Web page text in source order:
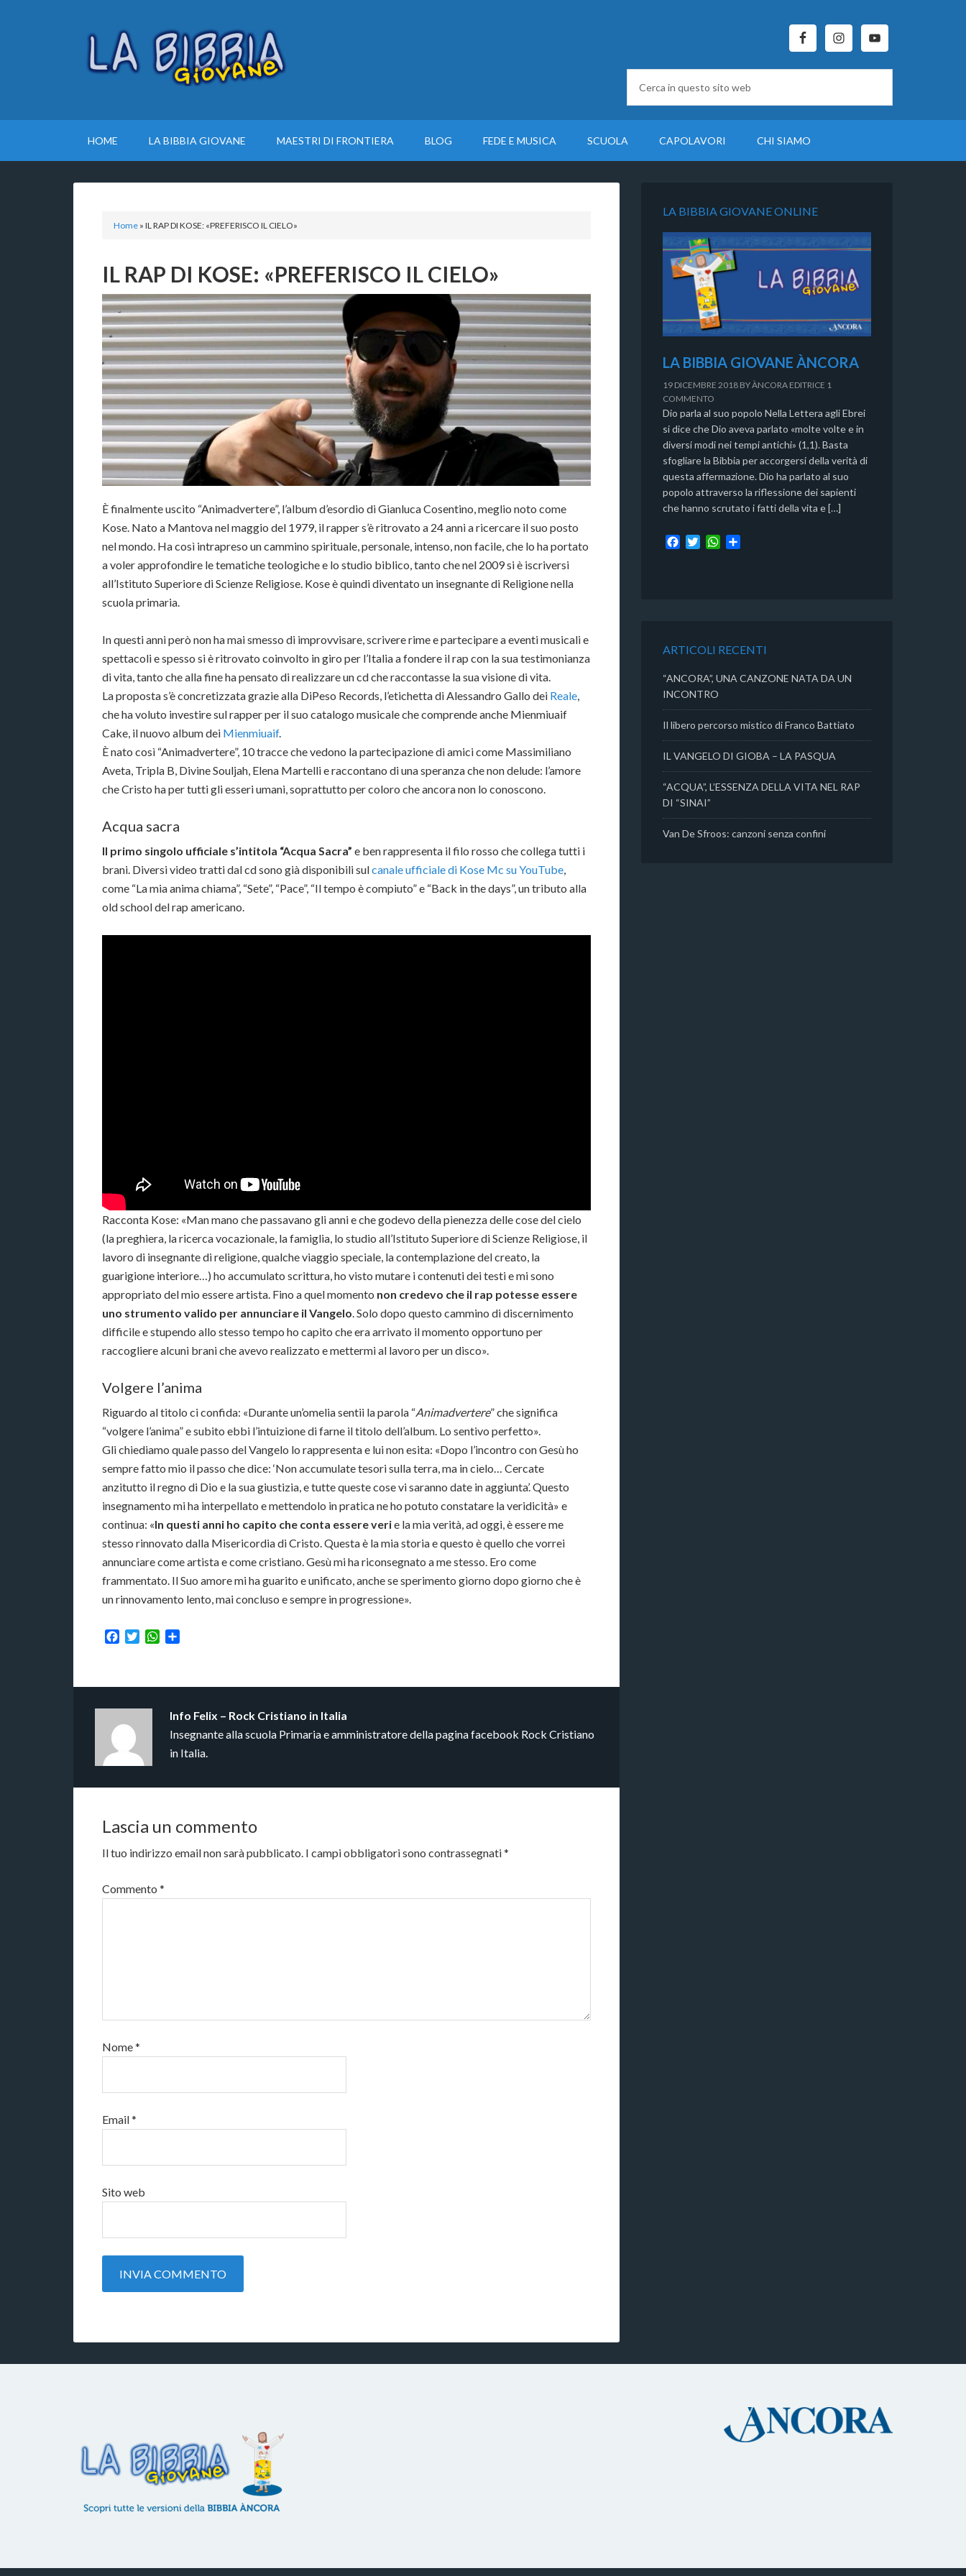
HOME LA BIBBIA GIOVANE MAESTRI DI FRONTIERA BLOG FEDE E MUSICA SCUOLA CAPOLAVORI CHI SIAMO
Home » IL RAP DI KOSE: «PREFERISCO IL CIELO»
IL RAP DI KOSE: «PREFERISCO IL CIELO»
È finalmente uscito “Animadvertere”, l’album d’esordio di Gianluca Cosentino, meglio noto come
Kose. Nato a Mantova nel maggio del 1979, il rapper s’è ritrovato a 24 anni a ricercare il suo posto
nel mondo. Ha così intrapreso un cammino spirituale, personale, intenso, non facile, che lo ha portato
a voler approfondire le tematiche teologiche e lo studio biblico, tanto che nel 2009 si è iscriversi
all’Istituto Superiore di Scienze Religiose. Kose è quindi diventato un insegnante di Religione nella
scuola primaria.
In questi anni però non ha mai smesso di improvvisare, scrivere rime e partecipare a eventi musicali e
spettacoli e spesso si è ritrovato coinvolto in giro per l’Italia a fondere il rap con la sua testimonianza
di vita, tanto che alla fine ha pensato di realizzare un cd che raccontasse la sua visione di vita.
La proposta s’è concretizzata grazie alla DiPeso Records, l’etichetta di Alessandro Gallo dei Reale,
che ha voluto investire sul rapper per il suo catalogo musicale che comprende anche Mienmiuaif
Cake, il nuovo album dei Mienmiuaif.
È nato così “Animadvertere”, 10 tracce che vedono la partecipazione di amici come Massimiliano
Aveta, Tripla B, Divine Souljah, Elena Martelli e raccontano di una speranza che non delude: l’amore
che Cristo ha per tutti gli esseri umani, soprattutto per coloro che ancora non lo conoscono.
Acqua sacra
Il primo singolo ufficiale s’intitola “Acqua Sacra” e ben rappresenta il filo rosso che collega tutti i
brani. Diversi video tratti dal cd sono già disponibili sulcanale ufficiale di Kose Mc su YouTube,
come “La mia anima chiama”, “Sete”, “Pace”, “Il tempo è compiuto” e “Back in the days”, un tributo alla
old school del rap americano.
Racconta Kose: «Man mano che passavano gli anni e che godevo della pienezza delle cose del cielo
(la preghiera, la ricerca vocazionale, la famiglia, lo studio all’Istituto Superiore di Scienze Religiose, il
lavoro di insegnante di religione, qualche viaggio speciale, la contemplazione del creato, la
guarigione interiore…) ho accumulato scrittura, ho visto mutare i contenuti dei testi e mi sono
appropriato del mio essere artista. Fino a quel momento non credevo che il rap potesse essere
uno strumento valido per annunciare il Vangelo . Solo dopo questo cammino di discernimento
difficile e stupendo allo stesso tempo ho capito che era arrivato il momento opportuno per
raccogliere alcuni brani che avevo realizzato e mettermi al lavoro per un disco».
Volgere l’anima
Riguardo al titolo ci confida: «Durante un’omelia sentii la parola “Animadvertere” che significa
“volgere l’anima” e subito ebbi l’intuizione di farne il titolo dell’album. Lo sentivo perfetto».
Gli chiediamo quale passo del Vangelo lo rappresenta e lui non esita: «Dopo l’incontro con Gesù ho
sempre fatto mio il passo che dice: ‘Non accumulate tesori sulla terra, ma in cielo… Cercate
anzitutto il regno di Dio e la sua giustizia, e tutte queste cose vi saranno date in aggiunta’. Questo
insegnamento mi ha interpellato e mettendolo in pratica ne ho potuto constatare la veridicità» e
continua: «In questi anni ho capito che conta essere verie la mia verità, ad oggi, è essere me
stesso rinnovato dalla Misericordia di Cristo. Questa è la mia storia e questo è quello che vorrei
annunciare come artista e come cristiano. Gesù mi ha riconsegnato a me stesso. Ero come
frammentato. Il Suo amore mi ha guarito e unificato, anche se sperimento giorno dopo giorno che è
un rinnovamento lento, mai concluso e sempre in progressione».
Facebook
TwitterWhatsApp
Info Felix – Rock Cristiano in Italia
Insegnante alla scuola Primaria e amministratore della pagina facebook Rock Cristiano
in Italia.
Lascia un commento
Il tuo indirizzo email non sarà pubblicato. I campi obbligatori sono contrassegnati*
Commento *
Nome*
Email*
Sito web
LA BIBBIA GIOVANE ONLINE
LA BIBBIA GIOVANE ÀNCORA
19 DICEMBRE 2018 BYÀNCORA EDITRICE 1
COMMENTO
Dio parla al suo popolo Nella Lettera agli Ebrei
si dice che Dio aveva parlato «molte volte e in
diversi modi nei tempi antichi» (1,1). Basta
sfogliare la Bibbia per accorgersi della verità di
questa affermazione. Dio ha parlato al suo
popolo attraverso la riflessione dei sapienti
che hanno scrutato i fatti della vita e […]
W
i
ARTICOLI RECENTI
“ANCORA”, UNA CANZONE NATA DA UN
INCONTRO
Il libero percorso mistico di Franco Battiato
IL VANGELO DI GIOBA – LA PASQUA
“ACQUA”, L’ESSENZA DELLA VITA NEL RAP
DI “SINAI”
Van De Sfroos: canzoni senza confini